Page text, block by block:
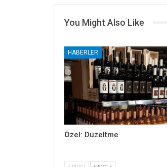
You Might Also Like
HABERLER
Özel: Düzeltme